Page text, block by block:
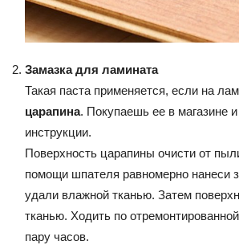
Замазка для ламината
Такая паста применяется, если на
царапина. Покупаешь ее в магазине
инструкции.
Поверхность царапины очисти от
помощи шпателя равномерно нанеси
удали влажной тканью. Затем
тканью. Ходить по
пару часов.